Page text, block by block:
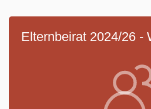
Elternbeirat 2024/26 -